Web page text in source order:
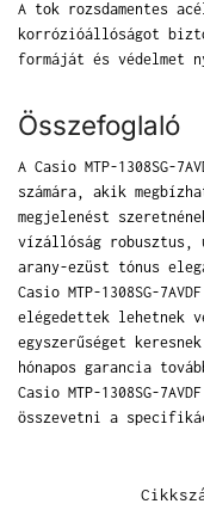
A tok rozsdamentes
korrózióállóságot
formáját és védelmet
Összefoglaló
A Casio MTP-1308SG-
számára, akik
megjelenést
vízállóság robusztus,
arany-ezüst tónus
Casio MTP-1308SG-
elégedettek lehetnek
egyszerűséget
hónapos garancia
Casio MTP-1308SG-
összevetni a